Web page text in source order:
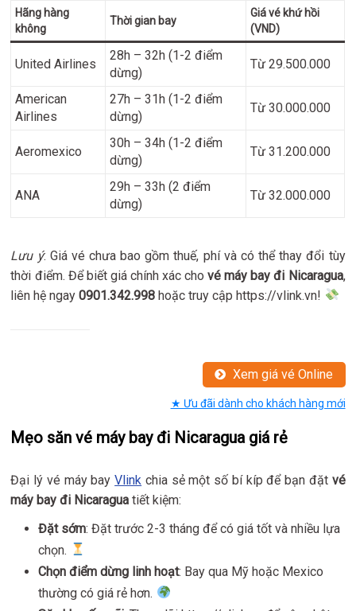
Hãng hàng
không
Thời gian bay
Giá vé khứ hồi
(VND)
United Airlines
28h – 32h (1-2 điểm
dừng)
Từ 29.500.000
American
Airlines
27h – 31h (1-2 điểm
dừng)
Từ 30.000.000
Aeromexico
30h – 34h (1-2 điểm
dừng)
Từ 31.200.000
ANA
29h – 33h (2 điểm
dừng)
Từ 32.000.000
Lưu ý: Giá vé chưa bao gồm thuế, phí và có thể thay đổi tùy
thời điểm. Để biết giá chính xác chové máy bay đi Nicaragua,
liên hệ ngay0901.342.998 hoặc truy cập https://vlink.vn!
Xem giá vé Online
★ Ưu đãi dành cho khách hàng mới
Mẹo săn vé máy bay đi Nicaragua giá rẻ
Đại lý vé máy bayVlink chia sẻ một số bí kíp để bạn đặt vé
máy bay đi Nicaragua tiết kiệm:
Đặt sớm: Đặt trước 2-3 tháng để có giá tốt và nhiều lựa
chọn.
Chọn điểm dừng linh hoạt: Bay qua Mỹ hoặc Mexico
thường có giá rẻ hơn.